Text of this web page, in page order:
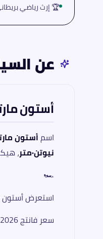
🏆 إرث رياضي
عن
أستون مارتن فانتج 2026 — حين
اسمأستون
نيوتن·متر،
🏎️
استعرض أستون
سعر فانتج 2026 في مصر مع جميع خيارات التخصيص.